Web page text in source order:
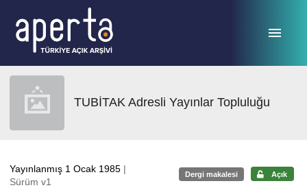
TUBİTAK Adresli Yayınlar Topluluğu
Yayınlanmış 1 Ocak 1985 |
Sürüm v1
Dergi makalesi Açık